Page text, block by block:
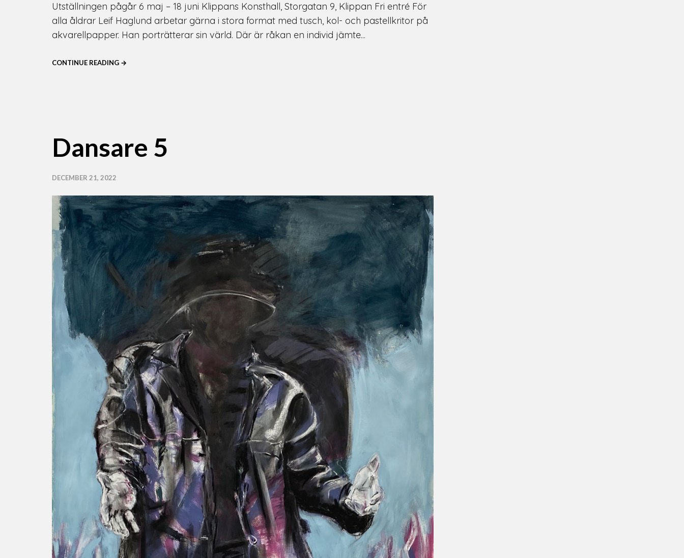
Utställningen pågår 6 maj – 18 juni Klippans Konsthall, Storgatan 9, Klippan Fri entré För
alla åldrar Leif Haglund arbetar gärna i stora format med tusch, kol- och pastellkritor på
akvarellpapper. Han porträtterar sin värld. Där är råkan en individ jämte...
CONTINUE READING →
Dansare 5
DECEMBER 21, 2022